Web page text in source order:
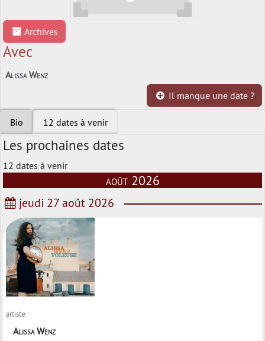
Archives
Avec
Alissa Wenz
Il manque une date ?
Bio 12 dates à venir
Les prochaines dates
12 dates à venir
août 2026
jeudi 27 août 2026
artiste
Alissa Wenz